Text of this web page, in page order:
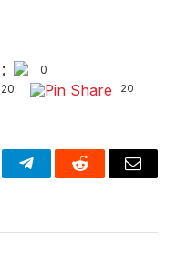
0
20 20
TelegramReddit Email